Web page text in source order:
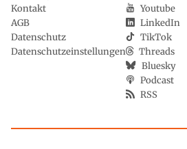
Kontakt
AGB
Datenschutz
Datenschutzeinstellungen
Youtube
LinkedIn
TikTok
Threads
Bluesky
Podcast
RSS